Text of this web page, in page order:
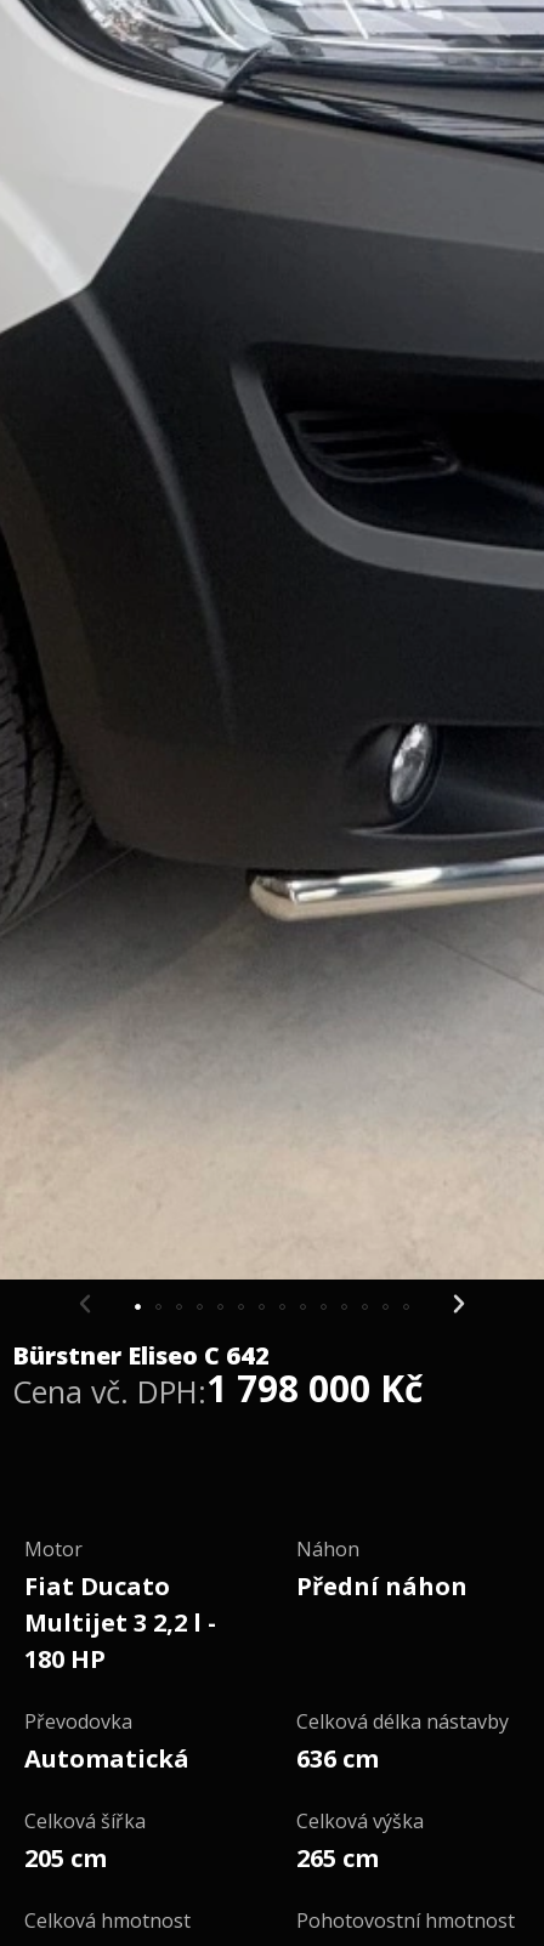
Bürstner Eliseo C 642
Cena vč. DPH:1 798 000 Kč
Motor
Fiat Ducato
Multijet 3 2,2 l -
180 HP
Náhon
Přední náhon
Převodovka
Automatická
Celková délka nástavby
636 cm
Celková šířka
205 cm
Celková výška
265 cm
Celková hmotnost Pohotovostní hmotnost